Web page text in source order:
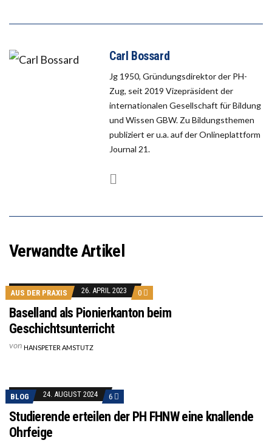
Carl Bossard
Jg 1950, Gründungsdirektor der PH-
Zug, seit 2019 Vizepräsident der
internationalen Gesellschaft für Bildung
und Wissen GBW. Zu Bildungsthemen
publiziert er u.a. auf der Onlineplattform
Journal 21.
Verwandte Artikel
AUS DER PRAXIS 26. APRIL 2023 0
Baselland als Pionierkanton beim
Geschichtsunterricht
von HANSPETER AMSTUTZ
BLOG 24. AUGUST 2024 6
Studierende erteilen der PH FHNW eine knallende
Ohrfeige